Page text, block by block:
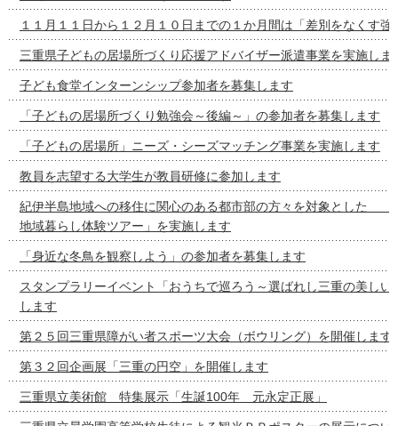
１１月１１日から１２月１０日までの１か月間は「差別をなくす強
三重県子どもの居場所づくり応援アドバイザー派遣事業を実施しま
子ども食堂インターンシップ参加者を募集します
「子どもの居場所づくり勉強会～後編～」の参加者を募集します
「子どもの居場所」ニーズ・シーズマッチング事業を実施します
教員を志望する大学生が教員研修に参加します
紀伊半島地域への移住に関心のある都市部の方々を対象とし
地域暮らし体験ツアー」を実施します
「身近な冬鳥を観察しよう」の参加者を募集します
スタンプラリーイベント「おうちで巡ろう～選ばれし三重の美しい
します
第２５回三重県障がい者スポーツ大会（ボウリング）を開催します
第３２回企画展「三重の円空」を開催します
三重県立美術館 特集展示「生誕100年 元永定正展」